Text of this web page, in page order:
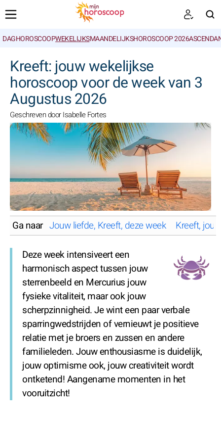
DAGHOROSCOOPWEKELIJKSMAANDELIJKSHOROSCOOP 2026
Kreeft: jouw wekelijkse
horoscoop voor de week van 3
Augustus 2026
Geschreven door Isabelle Fortes
Ga naar Jouw liefde, Kreeft, deze week Kreeft,
Deze week intensiveert een
harmonisch aspect tussen jouw
sterrenbeeld en Mercurius jouw
fysieke vitaliteit, maar ook jouw
scherpzinnigheid. Je wint een paar verbale
sparringwedstrijden of vernieuwt je positieve
relatie met je broers en zussen en andere
familieleden. Jouw enthousiasme is duidelijk,
jouw optimisme ook, jouw creativiteit wordt
ontketend! Aangename momenten in het
vooruitzicht!